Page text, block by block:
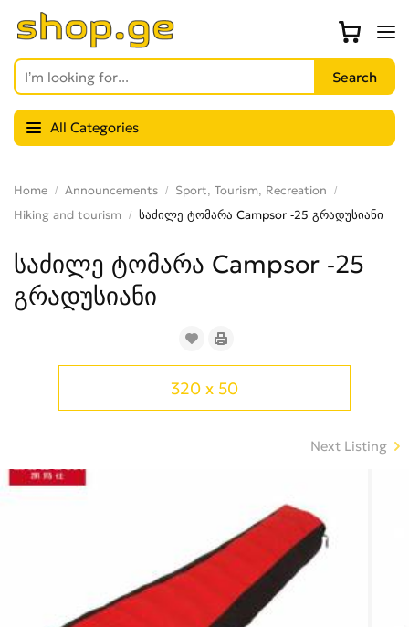
All Categories
Home Announcements
Sport, Tourism, Recreation
Hiking and tourism
საძილე ტომარა Campsor -25 გრადუსიანი
საძილე ტომარა Campsor -25
გრადუსიანი
320 x 50
Next Listing